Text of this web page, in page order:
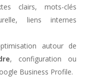
clairs, mots-clés
liens internes
autour de
, configuration ou
Business Profile.